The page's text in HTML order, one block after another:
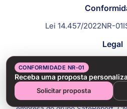
CONFORMIDADE NR-01
Receba uma proposta
Solicitar proposta
Lei 14.457/2022NR-01
Legal
Política de Privacidade
©2026 Todos os direitos